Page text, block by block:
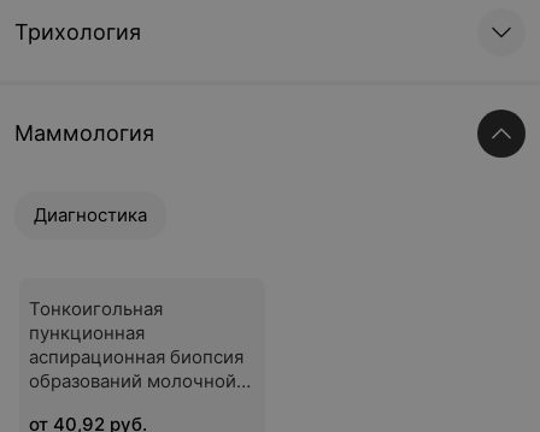
Трихология
Маммология
Диагностика
Тонкоигольная
пункционная
аспирационная биопсия
образований молочной
от 40,92 руб.